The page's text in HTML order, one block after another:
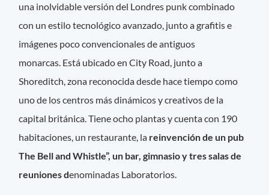
una inolvidable versión del Londres punk combinado
con un estilo tecnológico avanzado, junto a grafitis e
imágenes poco convencionales de antiguos
monarcas. Está ubicado en City Road, junto a
Shoreditch, zona reconocida desde hace tiempo como
uno de los centros más dinámicos y creativos de la
capital británica. Tiene ocho plantas y cuenta con 190
habitaciones, un restaurante, la reinvención de un pub
The Bell and Whistle”, un bar, gimnasio y tres salas de
reuniones denominadas Laboratorios.